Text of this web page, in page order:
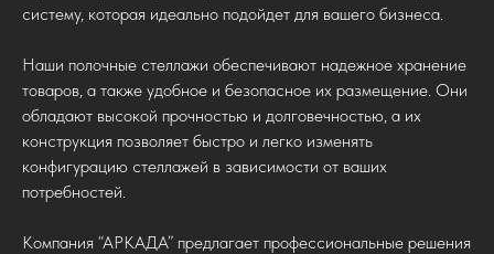
систему, которая идеально подойдет для вашего бизнеса.
Наши полочные стеллажи обеспечивают надежное хранение
товаров, а также удобное и безопасное их размещение. Они
обладают высокой прочностью и долговечностью, а их
конструкция позволяет быстро и легко изменять
конфигурацию стеллажей в зависимости от ваших
потребностей.
Компания “АРКАДА” предлагает профессиональные решения